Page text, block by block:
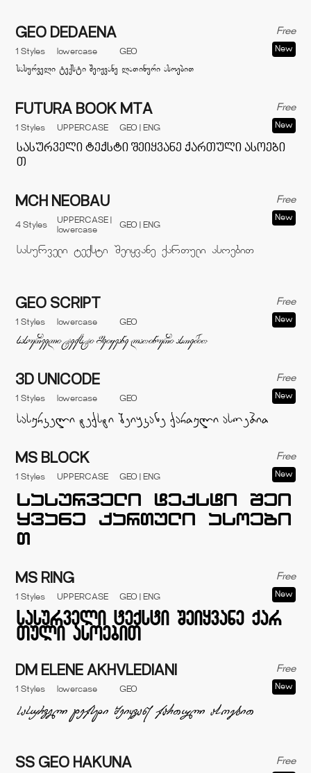
GEO DEDAENA Free
New
1 Styles lowercase GEO
FUTURA BOOK MTA Free
New
1 Styles UPPERCASE GEO | ENG
MCH NEOBAU Free
New
4 Styles
UPPERCASE |
lowercase
GEO | ENG
GEO SCRIPT Free
New
1 Styles lowercase GEO
3D UNICODE Free
New
1 Styles lowercase GEO
MS BLOCK Free
New
1 Styles UPPERCASE GEO | ENG
MS RING Free
New
1 Styles UPPERCASE GEO | ENG
DM ELENE AKHVLEDIANI Free
New
1 Styles lowercase GEO
SS GEO HAKUNA Free